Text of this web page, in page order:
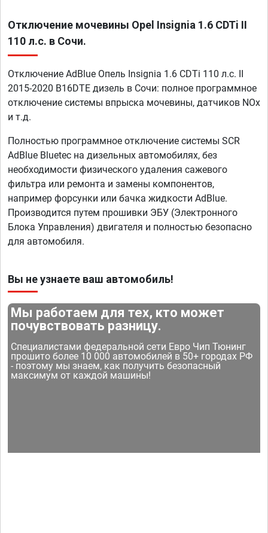
Отключение мочевины Opel Insignia 1.6 CDTi II
110 л.с. в Сочи.
Отключение AdBlue Опель Insignia 1.6 CDTi 110 л.с. II
2015-2020 B16DTE дизель в Сочи: полное программное
отключение системы впрыска мочевины, датчиков NOx
и т.д.
Полностью программное отключение системы SCR
AdBlue Bluetec на дизельных автомобилях, без
необходимости физического удаления сажевого
фильтра или ремонта и замены компонентов,
например форсунки или бачка жидкости AdBlue.
Производится путем прошивки ЭБУ (Электронного
Блока Управления) двигателя и полностью безопасно
для автомобиля.
Вы не узнаете ваш автомобиль!
Мы работаем для тех, кто может
почувствовать разницу.
Специалистами федеральной сети Евро Чип Тюнинг
прошито более 10 000 автомобилей в 50+ городах РФ
- поэтому мы знаем, как получить безопасный
максимум от каждой машины!